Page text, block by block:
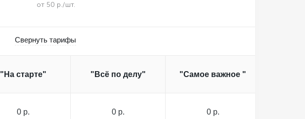
от 50 р./шт.
Свернуть тарифы
"На старте" "Всё по делу" "Самое важное "
0 р. 0 р. 0 р.